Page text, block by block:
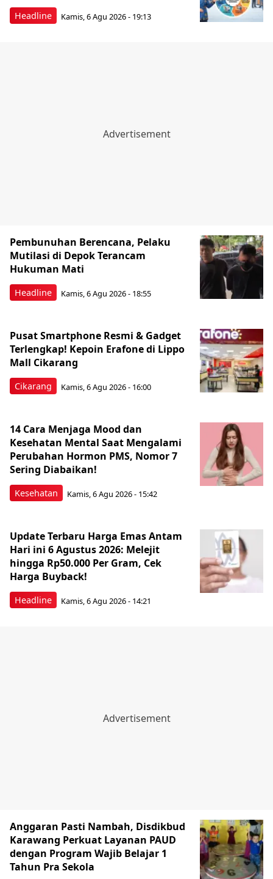
Headline Kamis, 6 Agu 2026 - 19:13
Headline
Pembunuhan Berencana, Pelaku
Mutilasi di Depok Terancam
Hukuman Mati
Kamis, 6 Agu 2026 - 18:55
Cikarang
Pusat Smartphone Resmi & Gadget
Terlengkap! Kepoin Erafone di Lippo
Mall Cikarang
Kamis, 6 Agu 2026 - 16:00
Kesehatan
14 Cara Menjaga Mood dan
Kesehatan Mental Saat Mengalami
Perubahan Hormon PMS, Nomor 7
Sering Diabaikan!
Kamis, 6 Agu 2026 - 15:42
Headline
Update Terbaru Harga Emas Antam
Hari ini 6 Agustus 2026: Melejit
hingga Rp50.000 Per Gram, Cek
Harga Buyback!
Kamis, 6 Agu 2026 - 14:21
Anggaran Pasti Nambah, Disdikbud
Karawang Perkuat Layanan PAUD
dengan Program Wajib Belajar 1
Tahun Pra Sekola